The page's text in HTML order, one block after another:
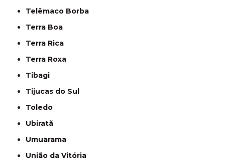
Telêmaco Borba
Terra Boa
Terra Rica
Terra Roxa
Tibagi
Tijucas do Sul
Toledo
Ubiratã
Umuarama
União da Vitória